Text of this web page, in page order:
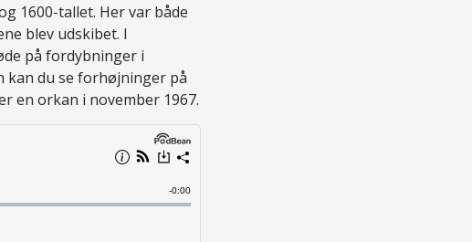
1600-tallet. Her var både
blev udskibet. I
på fordybninger i
kan du se forhøjninger på
en orkan i november 1967.